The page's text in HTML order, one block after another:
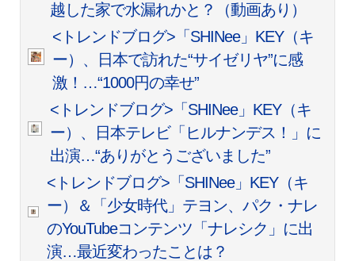
越した家で水漏れかと？（動画あり）
<トレンドブログ>「SHINee」KEY（キ
ー）、日本で訪れた“サイゼリヤ”に感
激！…“1000円の幸せ”
<トレンドブログ>「SHINee」KEY（キ
ー）、日本テレビ「ヒルナンデス！」に
出演…“ありがとうございました”
<トレンドブログ>「SHINee」KEY（キ
ー）＆「少女時代」テヨン、パク・ナレ
のYouTubeコンテンツ「ナレシク」に出
演…最近変わったことは？